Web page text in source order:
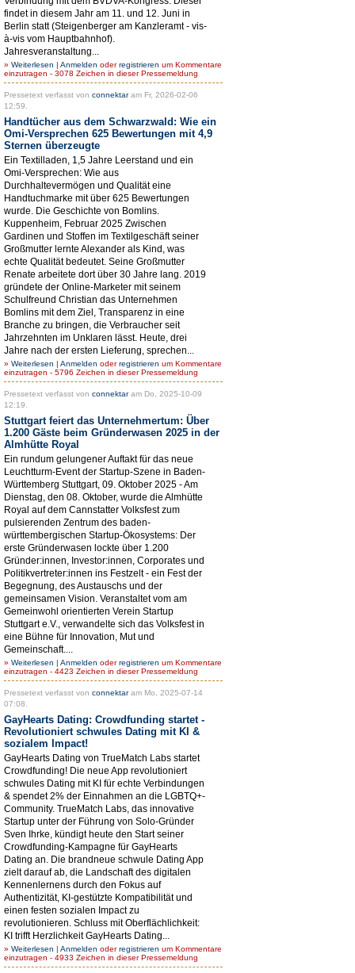
findet in diesem Jahr am 11. und 12. Juni in
Berlin statt (Steigenberger am Kanzleramt - vis-
à-vis vom Hauptbahnhof).
Jahresveranstaltung...
» Weiterlesen | Anmelden oderregistrieren um Kommentare
einzutragen - 3078 Zeichen in dieser Pressemeldung
Pressetext verfasst von connektaram Fr, 2026-02-06
12:59.
Handtücher aus dem Schwarzwald: Wie ein
Omi-Versprechen 625 Bewertungen mit 4,9
Sternen überzeugte
Ein Textilladen, 1,5 Jahre Leerstand und ein
Omi-Versprechen: Wie aus
Durchhaltevermögen und Qualität eine
Handtuchmarke mit über 625 Bewertungen
wurde. Die Geschichte von Bomlins.
Kuppenheim, Februar 2025 Zwischen
Gardinen und Stoffen im Textilgeschäft seiner
Großmutter lernte Alexander als Kind, was
echte Qualität bedeutet. Seine Großmutter
Renate arbeitete dort über 30 Jahre lang. 2019
gründete der Online-Marketer mit seinem
Schulfreund Christian das Unternehmen
Bomlins mit dem Ziel, Transparenz in eine
Branche zu bringen, die Verbraucher seit
Jahrzehnten im Unklaren lässt. Heute, drei
Jahre nach der ersten Lieferung, sprechen...
» Weiterlesen | Anmelden oderregistrieren um Kommentare
einzutragen - 5796 Zeichen in dieser Pressemeldung
Pressetext verfasst von connektaram Do, 2025-10-09
12:19.
Stuttgart feiert das Unternehmertum: Über
1.200 Gäste beim Gründerwasen 2025 in der
Almhütte Royal
Ein rundum gelungener Auftakt für das neue
Leuchtturm-Event der Startup-Szene in Baden-
Württemberg Stuttgart, 09. Oktober 2025 - Am
Dienstag, den 08. Oktober, wurde die Almhütte
Royal auf dem Cannstatter Volksfest zum
pulsierenden Zentrum des baden-
württembergischen Startup-Ökosystems: Der
erste Gründerwasen lockte über 1.200
Gründer:innen, Investor:innen, Corporates und
Politikvertreter:innen ins Festzelt - ein Fest der
Begegnung, des Austauschs und der
gemeinsamen Vision. Veranstaltet vom am
Gemeinwohl orientierten Verein Startup
Stuttgart e.V., verwandelte sich das Volksfest in
eine Bühne für Innovation, Mut und
Gemeinschaft....
» Weiterlesen | Anmelden oderregistrieren um Kommentare
einzutragen - 4423 Zeichen in dieser Pressemeldung
Pressetext verfasst von connektaram Mo, 2025-07-14
07:08.
GayHearts Dating: Crowdfunding startet -
Revolutioniert schwules Dating mit KI &
sozialem Impact!
GayHearts Dating von TrueMatch Labs startet
Crowdfunding! Die neue App revolutioniert
schwules Dating mit KI für echte Verbindungen
& spendet 2% der Einnahmen an die LGBTQ+-
Community. TrueMatch Labs, das innovative
Startup unter der Führung von Solo-Gründer
Sven Ihrke, kündigt heute den Start seiner
Crowdfunding-Kampagne für GayHearts
Dating an. Die brandneue schwule Dating App
zielt darauf ab, die Landschaft des digitalen
Kennenlernens durch den Fokus auf
Authentizität, KI-gestützte Kompatibilität und
einen festen sozialen Impact zu
revolutionieren. Schluss mit Oberflächlichkeit:
KI trifft Herzlichkeit GayHearts Dating...
» Weiterlesen | Anmelden oderregistrieren um Kommentare
einzutragen - 4933 Zeichen in dieser Pressemeldung